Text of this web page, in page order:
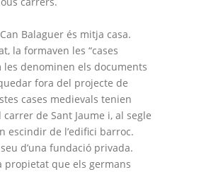
Balaguer és mitja casa.
la formaven les “cases
les denominen els documents
fora del projecte de
cases medievals tenien
de Sant Jaume i, al segle
escindir de l’edifici barroc.
d’una fundació privada.
propietat que els germans